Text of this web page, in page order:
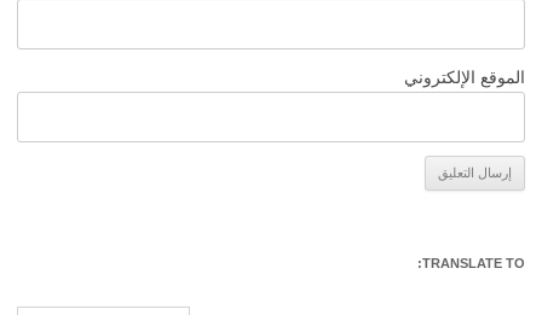
الموقع الإلكتروني
TRANSLATE TO: